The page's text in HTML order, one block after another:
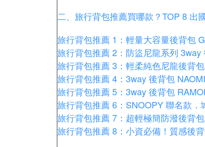
二、旅行背包推薦買哪款？TOP 8 出
旅行背包推薦 1：輕量大容量後背包
旅行背包推薦 2：防盜尼龍系列 3way
旅行背包推薦 3：輕柔純色尼龍後背包
旅行背包推薦 4：3way 後背包 NAOMI
旅行背包推薦 5：3way 後背包
旅行背包推薦 6：SNOOPY 聯名款．
旅行背包推薦 7：超輕極簡防潑後背
旅行背包推薦 8：小資必備！質感後